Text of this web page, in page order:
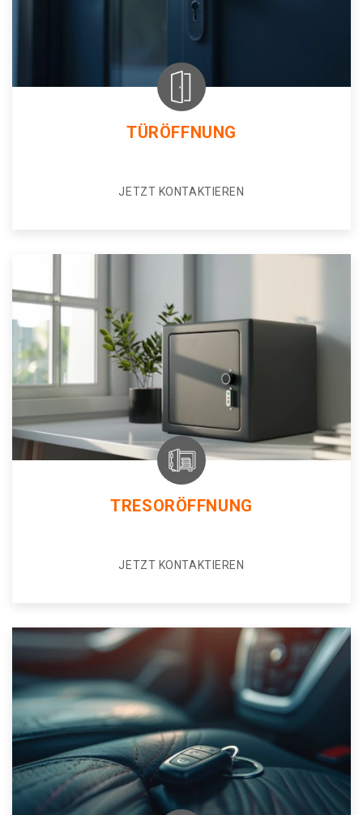
TÜRÖFFNUNG
JETZT KONTAKTIEREN
TRESORÖFFNUNG
JETZT KONTAKTIEREN